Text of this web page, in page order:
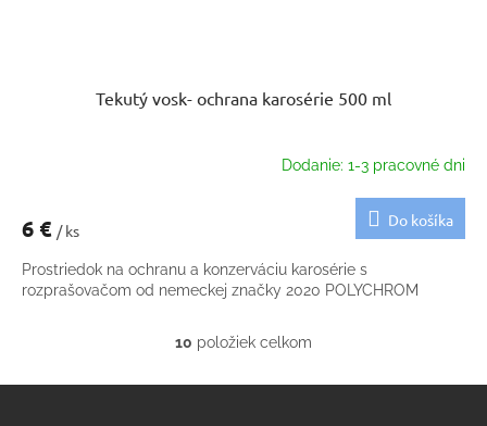
Tekutý vosk- ochrana karosérie 500 ml
Dodanie: 1-3 pracovné dni
6 € / ks
Do košíka
Prostriedok na ochranu a konzerváciu karosérie s
rozprašovačom od nemeckej značky 2020 POLYCHROM
O
l
10 položiek celkom